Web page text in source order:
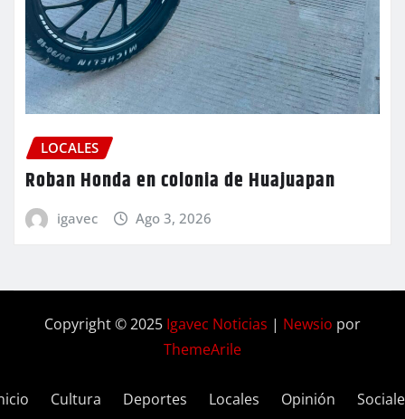
LOCALES
Roban Honda en colonia de Huajuapan
igavec Ago 3, 2026
Copyright © 2025 Igavec Noticias | Newsio por
ThemeArile
Cultura Deportes Locales Opinión